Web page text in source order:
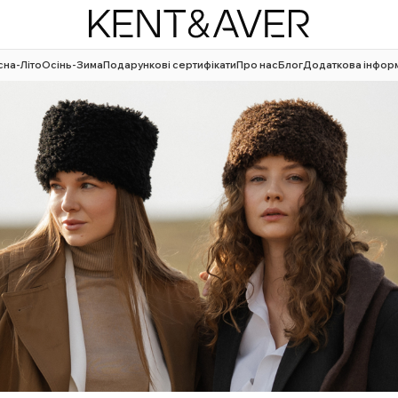
ЛітоОсінь-ЗимаПодарункові сертифікатиПро насБлогДодаткова